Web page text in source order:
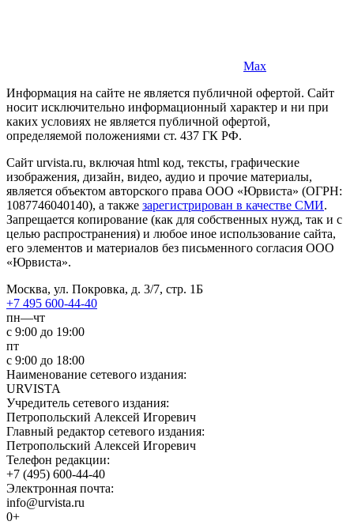
Max
Информация на сайте не является публичной офертой. Cайт
носит исключительно информационный характер и ни при
каких условиях не является публичной офертой,
определяемой положениями ст. 437 ГК РФ.
Сайт urvista.ru, включая html код, тексты, графические
изображения, дизайн, видео­, аудио­ и прочие материалы,
является объектом авторского права ООО «Юрвиста» (ОГРН:
1087746040140), а также зарегистрирован в качестве СМИ.
Запрещается копирование (как для собственных нужд, так и с
целью распространения) и любое иное использование сайта,
его элементов и материалов без письменного согласия ООО
«Юрвиста».
Москва, ул. Покровка, д. 3/7, стр. 1Б
+7 495 600-44-40
пн—чт
с 9:00 до 19:00
пт
с 9:00 до 18:00
Наименование сетевого издания:
URVISTA
Учредитель сетевого издания:
Петропольский Алексей Игоревич
Главный редактор сетевого издания:
Петропольский Алексей Игоревич
Телефон редакции:
+7 (495) 600-44-40
Электронная почта:
info@urvista.ru
0+